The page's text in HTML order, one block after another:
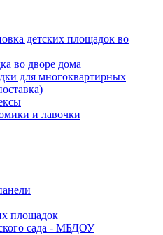
детских площадок во
во дворе дома
для многоквартирных
и лавочки
площадок
сада - МБДОУ